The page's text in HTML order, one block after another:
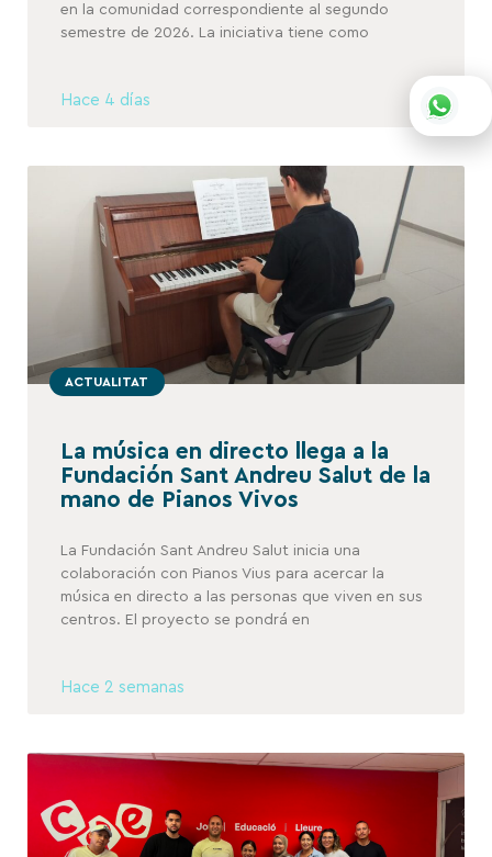
en la comunidad correspondiente al segundo
semestre de 2026. La iniciativa tiene como
Hace 4 días
ACTUALITAT
La música en directo llega a la
Fundación Sant Andreu Salut de la
mano de Pianos Vivos
La Fundación Sant Andreu Salut inicia una
colaboración con Pianos Vius para acercar la
música en directo a las personas que viven en sus
centros. El proyecto se pondrá en
Hace 2 semanas